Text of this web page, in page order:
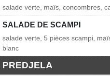
salade verte, maïs, concombres,
SALADE DE SCAMPI
salade verte, 5 pièces scampi,
blanc
PREDJELA